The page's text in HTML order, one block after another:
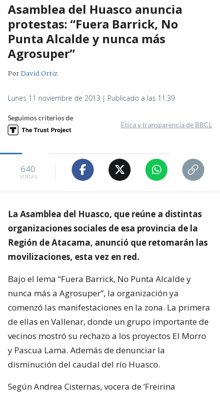
Asamblea del Huasco anuncia
protestas: “Fuera Barrick, No
Punta Alcalde y nunca más
Agrosuper”
PorDavid Ortiz
Lunes 11 noviembre de 2013 | Publicado a las 11:39
Seguimos criterios de
Ética y transparencia de BBCL
640
visitas
La Asamblea del Huasco, que reúne a distintas
organizaciones sociales de esa provincia de la
Región de Atacama, anunció que retomarán las
movilizaciones, esta vez en red.
Bajo el lema “Fuera Barrick, No Punta Alcalde y
nunca más a Agrosuper”, la organización ya
comenzó las manifestaciones en la zona. La primera
de ellas en Vallenar, donde un grupo importante de
vecinos mostró su rechazo a los proyectos El Morro
y Pascua Lama. Además de denunciar la
disminución del caudal del río Huasco.
Según Andrea Cisternas, vocera de ‘Freirina